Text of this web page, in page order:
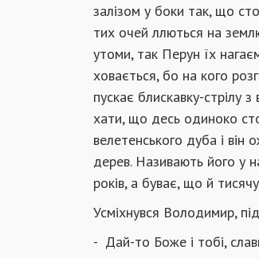
залізом у боки так, що
тих очей ллються на
утоми, так Перун їх
ховається, бо на кого
пускає блискавку-стрілу
хати, що десь одиноко
велетенсь­кого дуба і він
дерев. Називають його у
років, а буває, що й
Усміхнувся Володимир,
- Дай-то Боже і тобі,